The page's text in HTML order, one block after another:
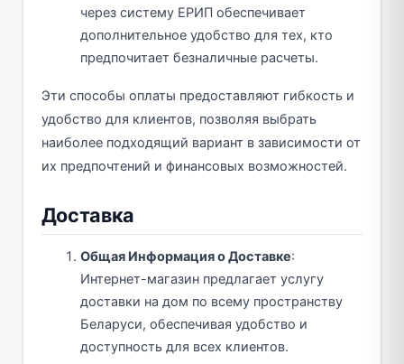
через систему ЕРИП обеспечивает
дополнительное удобство для тех, кто
предпочитает безналичные расчеты.
Эти способы оплаты предоставляют гибкость и
удобство для клиентов, позволяя выбрать
наиболее подходящий вариант в зависимости от
их предпочтений и финансовых возможностей.
Доставка
Общая Информация о Доставке:
Интернет-магазин предлагает услугу
доставки на дом по всему пространству
Беларуси, обеспечивая удобство и
доступность для всех клиентов.